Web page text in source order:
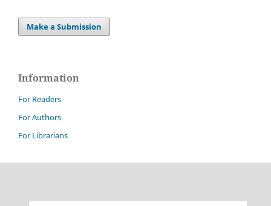
Make a Submission
Information
For Readers
For Authors
For Librarians